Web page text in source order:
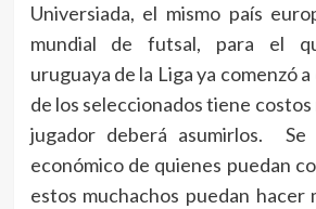
Universiada, el mismo país
mundial de futsal, para el
uruguaya de la Liga ya comenzó
de los seleccionados tiene costos
jugador deberá asumirlos. Se
económico de quienes puedan
estos muchachos puedan hacer